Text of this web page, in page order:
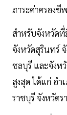
ภาระค่าครองชี
สำหรับจังหวัด
จังหวัดสุรินทร์
ชลบุรี และจังห
สูงสุด ได้แก่ อำ
ราชบุรี จังหวัดร